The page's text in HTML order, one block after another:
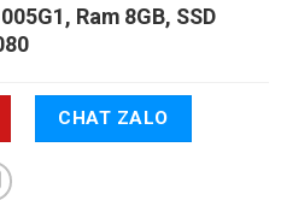
Ram 8GB, SSD
CHAT ZALO